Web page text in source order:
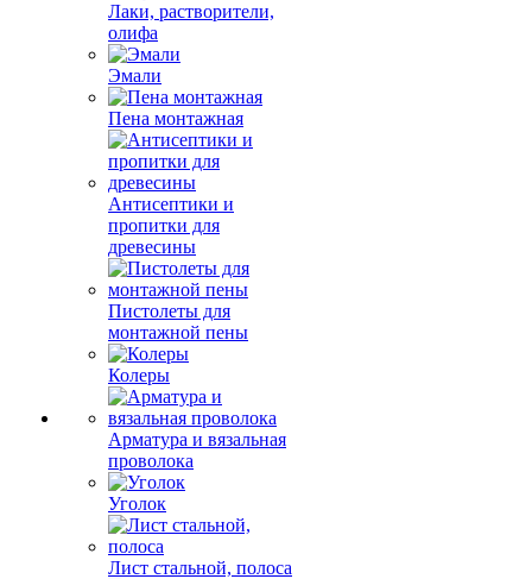
Лаки, растворители,
олифа
Эмали
Пена монтажная
Антисептики и
пропитки для
древесины
Пистолеты для
монтажной пены
Колеры
Арматура и вязальная
проволока
Уголок
Лист стальной, полоса